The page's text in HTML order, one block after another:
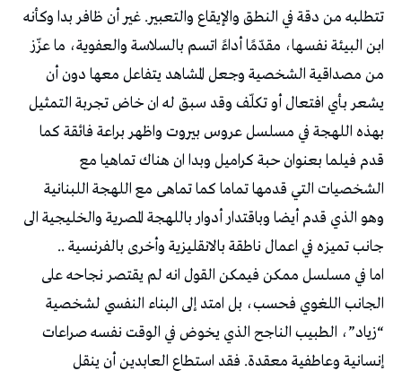
تتطلبه من دقة في النطق والإيقاع والتعبير. غير أن ظافر بدا وكأنه
ابن البيئة نفسها، مقدّمًا أداءً اتسم بالسلاسة والعفوية، ما عزّز
من مصداقية الشخصية وجعل المشاهد يتفاعل معها دون أن
يشعر بأي افتعال أو تكلّف وقد سبق له ان خاض تجربة التمثيل
بهذه اللهجة في مسلسل عروس بيروت واظهر براعة فائقة كما
قدم فيلما بعنوان حبة كراميل وبدا ان هناك تماهيا مع
الشخصيات التي قدمها تماما كما تماهى مع اللهجة اللبنانية
وهو الذي قدم أيضا وباقتدار أدوار باللهجة المصرية والخليجية الى
جانب تميزه في اعمال ناطقة بالانقليزية وأخرى بالفرنسية ..
اما في مسلسل ممكن فيمكن القول انه لم يقتصر نجاحه على
الجانب اللغوي فحسب، بل امتد إلى البناء النفسي لشخصية
“زياد”، الطبيب الناجح الذي يخوض في الوقت نفسه صراعات
إنسانية وعاطفية معقدة. فقد استطاع العابدين أن ينقل